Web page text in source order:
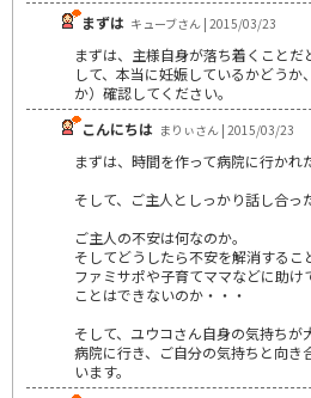
まずは キューブさん | 2015/03/23
まずは、主様自身が落ち着くこと
して、本当に妊娠しているかどうか
か）確認してください。
こんにちは まりぃさん | 2015/03/23
まずは、時間を作って病院に行かれ
そして、ご主人としっかり話し合っ
ご主人の不安は何なのか。
そしてどうしたら不安を解消するこ
ファミサポや子育てママなどに助け
ことはできないのか・・・
そして、ユウコさん自身の気持ちが
病院に行き、ご自分の気持ちと向き
います。